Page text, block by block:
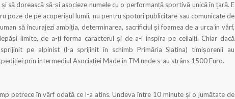
să dorească să-și asocieze numele cu o performanță sportivă unică în țară. E
poze de pe acoperișul lumii, nu pentru spoturi publicitare sau comunicate de
să încurajezi ambiția, determinarea, sacrificiul și foamea de a urca în vârf,
limite, de a-ți forma caracterul și de a-i inspira pe ceilalți. Chiar dacă
pe alpinist (l-a sprijinit în schimb Primăria Slatina) timișorenii au
prin intermediul Asociației Made in TM unde s-au strâns 1500 Euro.
petrece în vârf odată ce l-a atins. Undeva între 10 minute și o jumătate de